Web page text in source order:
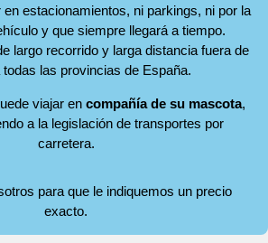
en estacionamientos, ni parkings, ni por la
y que siempre llegará a tiempo.
largo recorrido y larga distancia fuera de
las provincias de España.
viajar en compañía de su mascota,
a la legislación de transportes por
carretera.
para que le indiquemos un precio
exacto.